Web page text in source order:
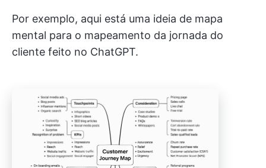
Por exemplo, aqui está uma ideia de mapa
mental para o mapeamento da jornada do
cliente feito no ChatGPT.